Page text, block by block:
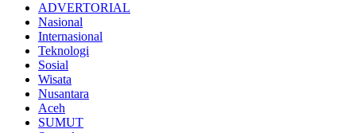
ADVERTORIAL
Nasional
Internasional
Teknologi
Sosial
Wisata
Nusantara
Aceh
SUMUT